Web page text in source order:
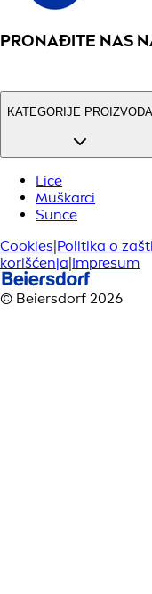
PRONAĐITE NAS
KATEGORIJE PROIZVODA
Lice
Muškarci
Sunce
Cookies|Politika o
korišćenja|Impresum
© Beiersdorf 2026